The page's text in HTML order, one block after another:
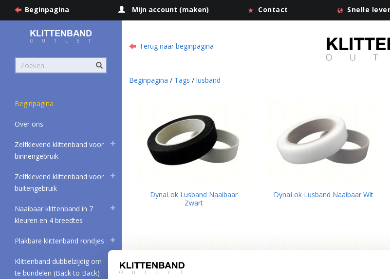
Beginpagina Mijn account (maken) Contact Snelle
Beginpagina
Over ons
Zelfklevend klittenband voor
binnengebruik
Zelfklevend klittenband voor
buitengebruik
Naaibaar klittenband in 7
kleuren en 4 breedtes
Plakbare klittenband rondjes
Klittenband dubbelzijdig om
te bundelen (Back to Back)
Terug naar beginpagina
Beginpagina / Tags / lusband
DynaLok Lusband Naaibaar
Zwart
DynaLok Lusband Naaibaar Wit